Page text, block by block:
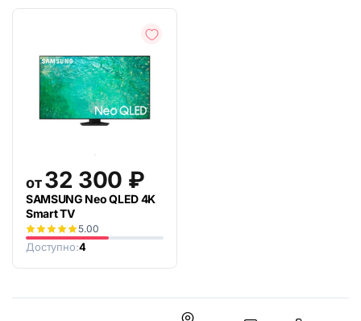
от32 300 ₽
SAMSUNG Neo QLED 4K
Smart TV
5.00
Доступно:4